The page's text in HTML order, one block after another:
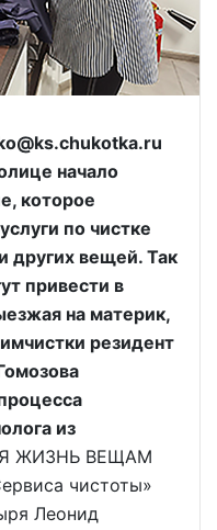
начало
которое
по чистке
других вещей. Так
привести в
на материк,
резидент
из
ЖИЗНЬ ВЕЩАМ
чистоты»
Леонид